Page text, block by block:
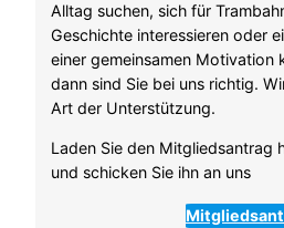
Alltag suchen, sich für
Geschichte interessieren oder
einer gemeinsamen Motivation
dann sind Sie bei uns richtig.
Art der Unterstützung.
Laden Sie den Mitgliedsantrag
und schicken Sie ihn an uns